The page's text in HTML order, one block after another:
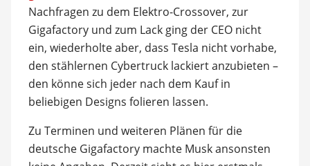
Nachfragen zu dem Elektro-Crossover, zur
Gigafactory und zum Lack ging der CEO nicht
ein, wiederholte aber, dass Tesla nicht vorhabe,
den stählernen Cybertruck lackiert anzubieten –
den könne sich jeder nach dem Kauf in
beliebigen Designs folieren lassen.
Zu Terminen und weiteren Plänen für die
deutsche Gigafactory machte Musk ansonsten